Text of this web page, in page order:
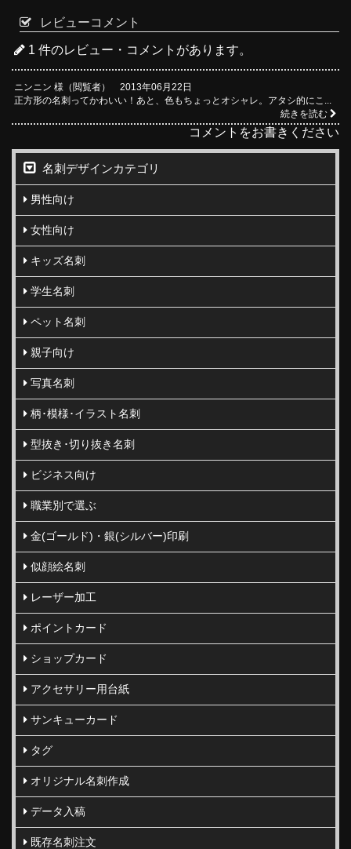
レビューコメント
1 件のレビュー・コメントがあります。
ニンニン 様（閲覧者） 2013年06月22日
正方形の名刺ってかわいい！あと、色もちょっとオシャレ。アタシ的にこ...
続きを読む
コメントをお書きください
名刺デザインカテゴリ
男性向け
女性向け
キッズ名刺
学生名刺
ペット名刺
親子向け
写真名刺
柄･模様･イラスト名刺
型抜き･切り抜き名刺
ビジネス向け
職業別で選ぶ
金(ゴールド)・銀(シルバー)印刷
似顔絵名刺
レーザー加工
ポイントカード
ショップカード
アクセサリー用台紙
サンキューカード
タグ
オリジナル名刺作成
データ入稿
既存名刺注文